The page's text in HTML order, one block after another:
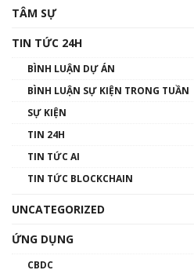
TÂM SỰ
TIN TỨC 24H
BÌNH LUẬN DỰ ÁN
BÌNH LUẬN SỰ KIỆN TRONG TUẦN
SỰ KIỆN
TIN 24H
TIN TỨC AI
TIN TỨC BLOCKCHAIN
UNCATEGORIZED
ỨNG DỤNG
CBDC